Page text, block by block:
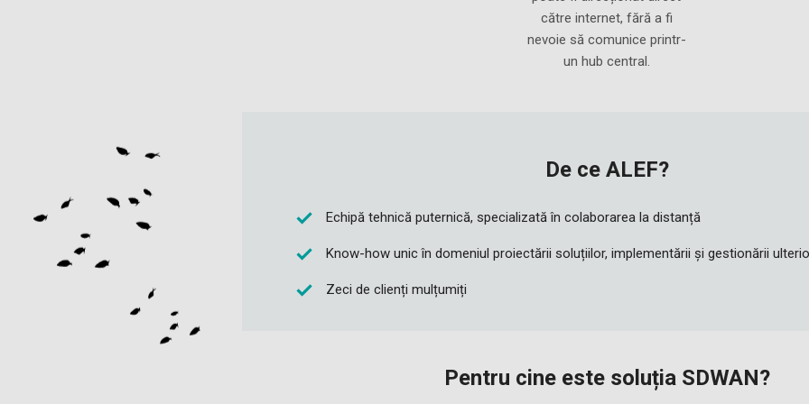
către internet, fără a fi
nevoie să comunice printr-
un hub central.
De ce ALEF?
Echipă tehnică puternică, specializată în colaborarea la distanță
Know-how unic în domeniul proiectării soluțiilor, implementării și gestionării
Zeci de clienți mulțumiți
Pentru cine este soluția SDWAN?